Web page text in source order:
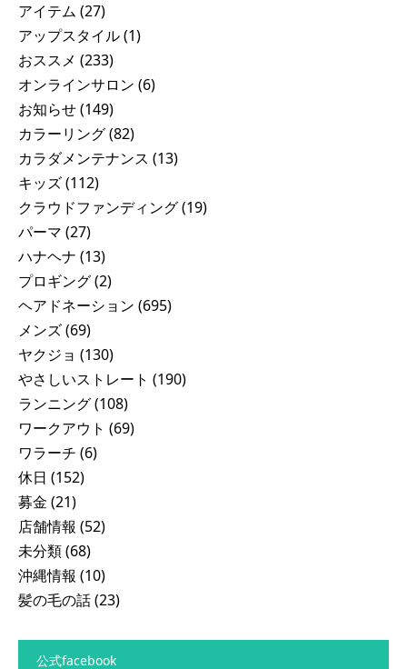
アイテム (27)
アップスタイル(1)
おススメ (233)
オンラインサロン (6)
お知らせ(149)
カラーリング(82)
カラダメンテナンス (13)
キッズ(112)
クラウドファンディング(19)
パーマ (27)
ハナヘナ (13)
プロギング(2)
ヘアドネーション (695)
メンズ(69)
ヤクジョ (130)
やさしいストレート (190)
ランニング(108)
ワークアウト (69)
ワラーチ (6)
休日 (152)
募金 (21)
店舗情報 (52)
未分類(68)
沖縄情報 (10)
髪の毛の話(23)
公式facebook